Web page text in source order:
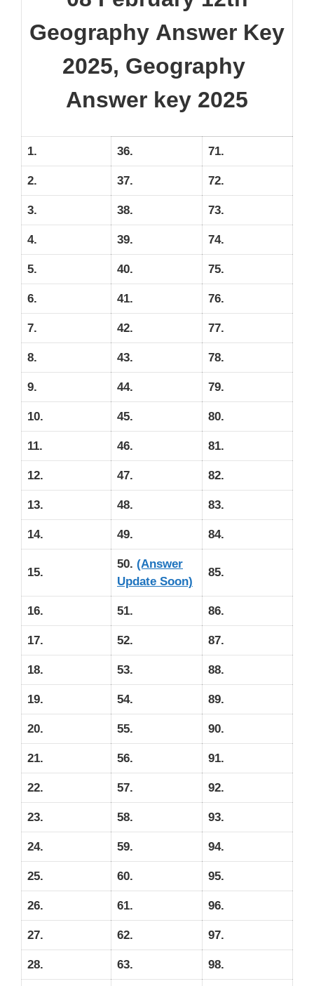
Geography Answer Key
2025, Geography
Answer key 2025
1. 36. 71.
2. 37. 72.
3. 38. 73.
4. 39. 74.
5. 40. 75.
6. 41. 76.
7. 42. 77.
8. 43. 78.
9. 44. 79.
10. 45. 80.
11. 46. 81.
12. 47. 82.
13. 48. 83.
14. 49. 84.
15.
50. (Answer
Update Soon)
85.
16. 51. 86.
17. 52. 87.
18. 53. 88.
19. 54. 89.
20. 55. 90.
21. 56. 91.
22. 57. 92.
23. 58. 93.
24. 59. 94.
25. 60. 95.
26. 61. 96.
27. 62. 97.
28. 63. 98.